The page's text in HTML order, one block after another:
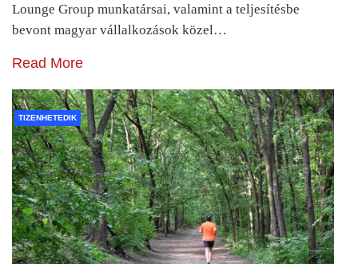
Lounge Group munkatársai, valamint a teljesítésbe
bevont magyar vállalkozások közel…
Read More
TIZENHETEDIK